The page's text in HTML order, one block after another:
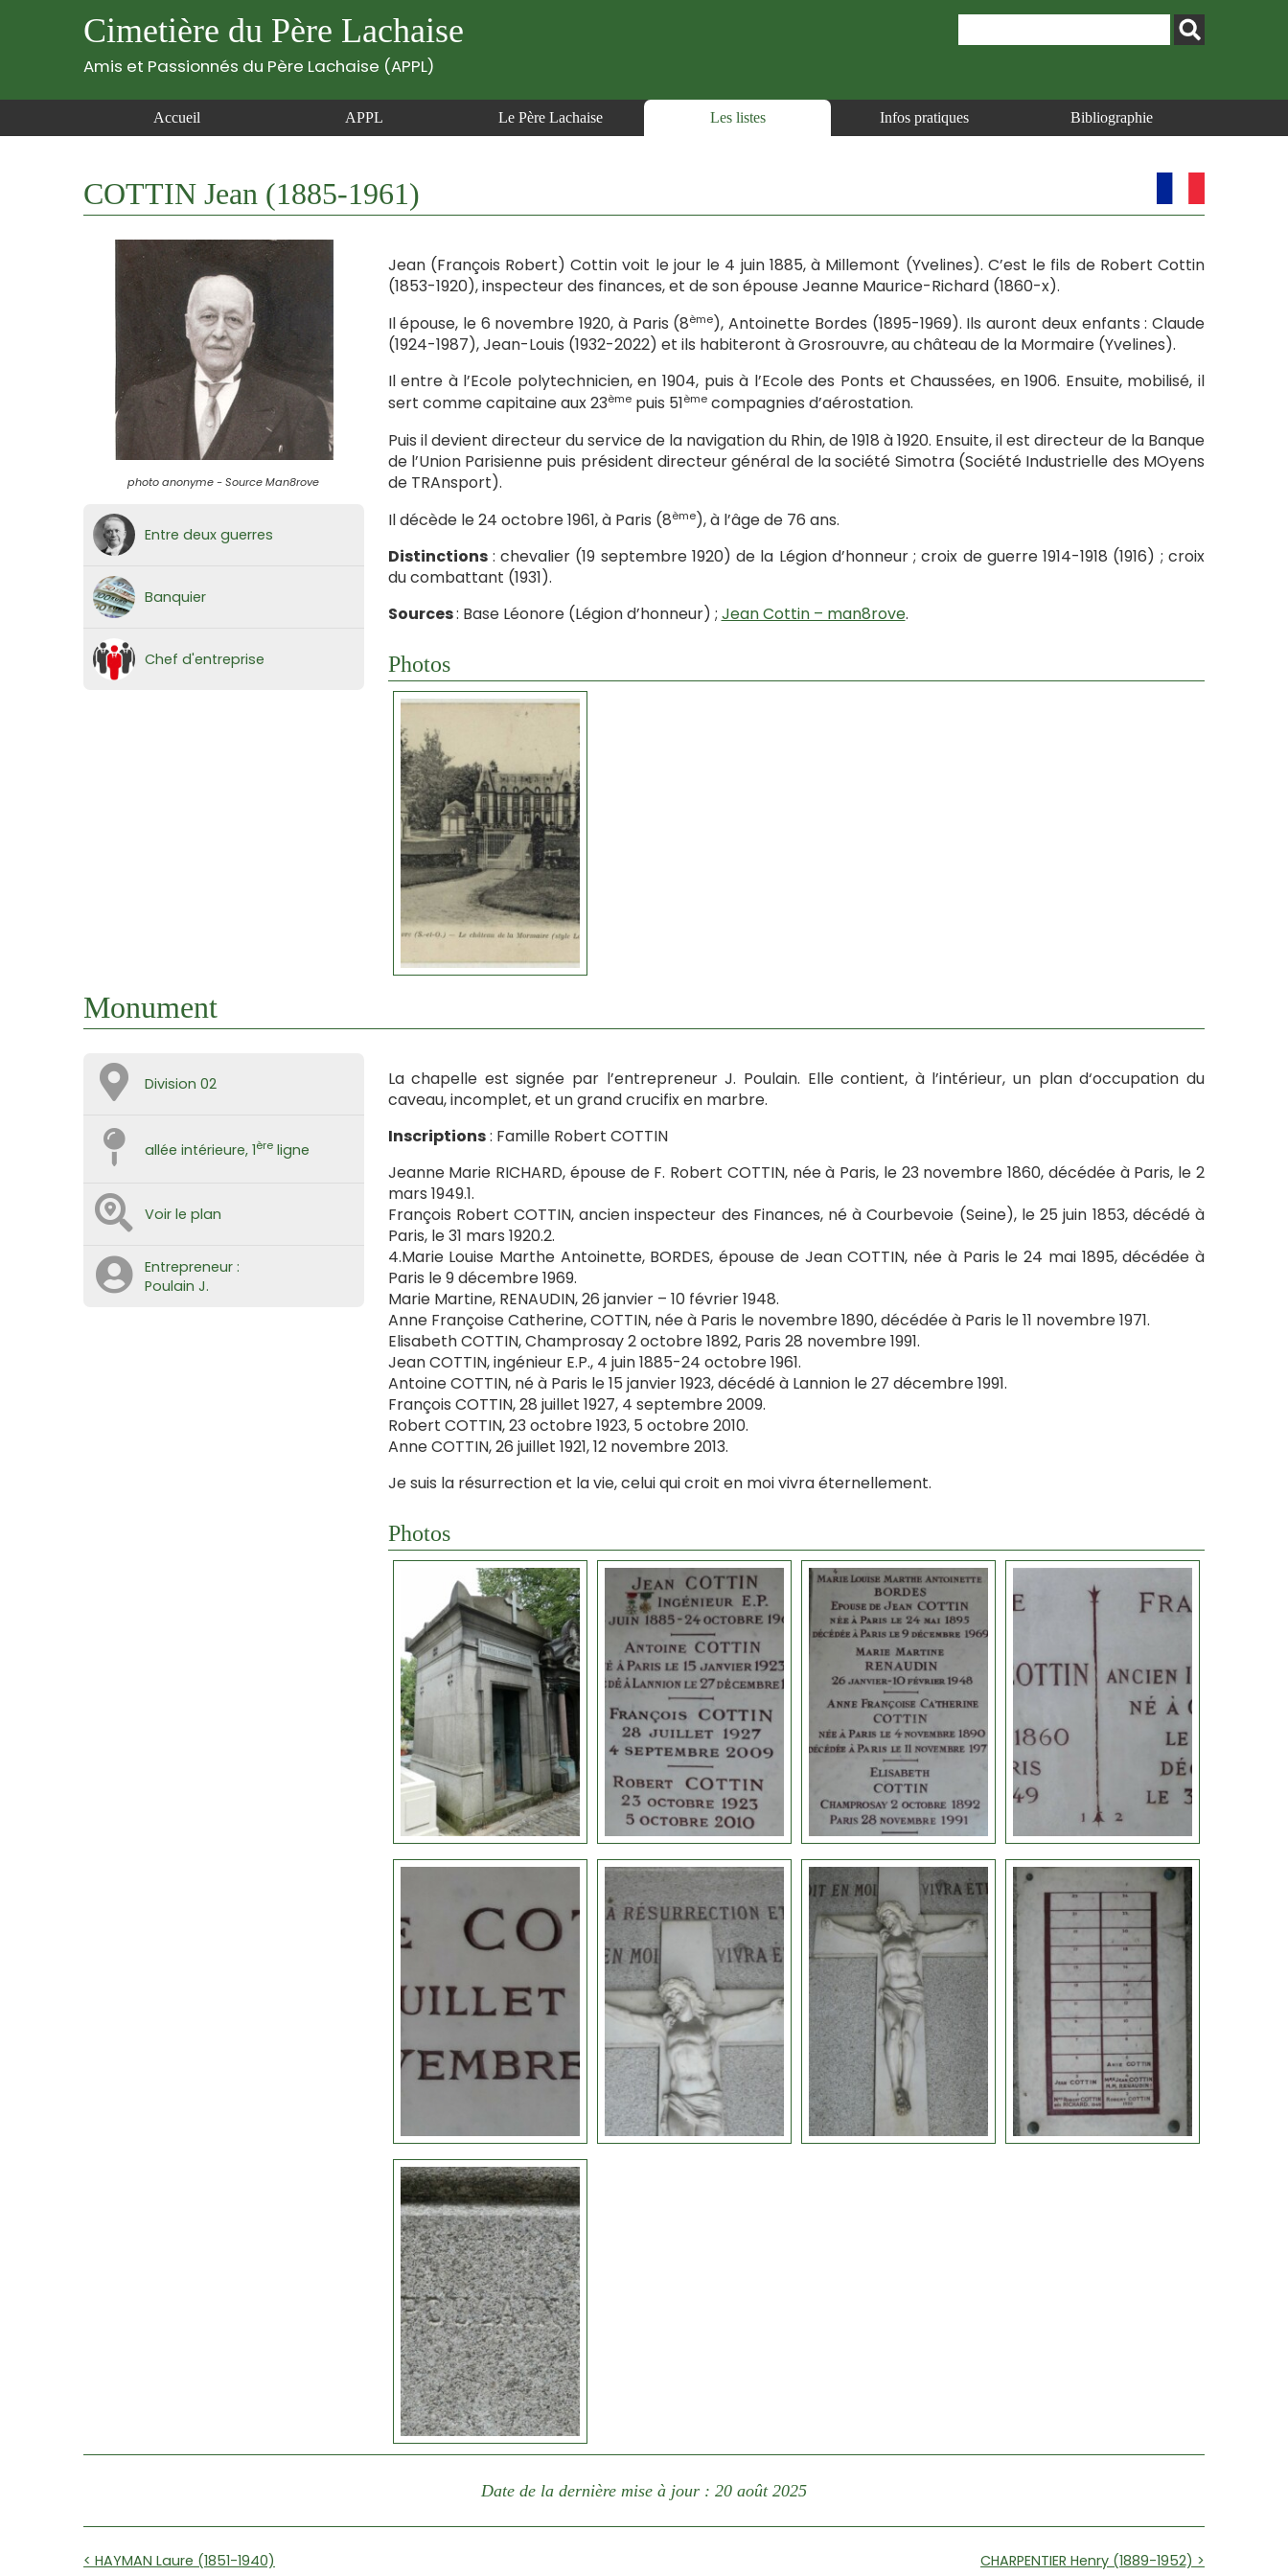
Cimetière du Père Lachaise
Amis et Passionnés du Père Lachaise (APPL)
Accueil APPL Le Père Lachaise Les listes Infos pratiques Bibliographie
COTTIN Jean (1885-1961)
photo anonyme - Source Man8rove
Entre deux guerres
Banquier
Chef d'entreprise
Jean (François Robert) Cottin voit le jour le 4 juin 1885, à Millemont (Yvelines). C’est le fils de Robert Cottin
(1853-1920), inspecteur des finances, et de son épouse Jeanne Maurice-Richard (1860-x).
Il épouse, le 6 novembre 1920, à Paris (8ème), Antoinette Bordes (1895-1969). Ils auront deux enfants : Claude
(1924-1987), Jean-Louis (1932-2022) et ils habiteront à Grosrouvre, au château de la Mormaire (Yvelines).
Il entre à l’Ecole polytechnicien, en 1904, puis à l’Ecole des Ponts et Chaussées, en 1906. Ensuite, mobilisé, il
sert comme capitaine aux 23èmepuis 51èmecompagnies d’aérostation.
Puis il devient directeur du service de la navigation du Rhin, de 1918 à 1920. Ensuite, il est directeur de la Banque
de l’Union Parisienne puis président directeur général de la société Simotra (Société Industrielle des MOyens
de TRAnsport).
Il décède le 24 octobre 1961, à Paris (8ème), à l’âge de 76 ans.
Distinctions: chevalier (19 septembre 1920) de la Légion d’honneur ; croix de guerre 1914-1918 (1916) ; croix
du combattant (1931).
Sources: Base Léonore (Légion d’honneur) ; Jean Cottin – man8rove.
Photos
Monument
Division 02
allée intérieure, 1ère ligne
Voir le plan
Entrepreneur :
Poulain J.
La chapelle est signée par l’entrepreneur J. Poulain. Elle contient, à l’intérieur, un plan d‘occupation du
caveau, incomplet, et un grand crucifix en marbre.
Inscriptions: Famille Robert COTTIN
Jeanne Marie RICHARD, épouse de F. Robert COTTIN, née à Paris, le 23 novembre 1860, décédée à Paris, le 2
mars 1949.1.
François Robert COTTIN, ancien inspecteur des Finances, né à Courbevoie (Seine), le 25 juin 1853, décédé à
Paris, le 31 mars 1920.2.
4.Marie Louise Marthe Antoinette, BORDES, épouse de Jean COTTIN, née à Paris le 24 mai 1895, décédée à
Paris le 9 décembre 1969.
Marie Martine, RENAUDIN, 26 janvier – 10 février 1948.
Anne Françoise Catherine, COTTIN, née à Paris le novembre 1890, décédée à Paris le 11 novembre 1971.
Elisabeth COTTIN, Champrosay 2 octobre 1892, Paris 28 novembre 1991.
Jean COTTIN, ingénieur E.P., 4 juin 1885-24 octobre 1961.
Antoine COTTIN, né à Paris le 15 janvier 1923, décédé à Lannion le 27 décembre 1991.
François COTTIN, 28 juillet 1927, 4 septembre 2009.
Robert COTTIN, 23 octobre 1923, 5 octobre 2010.
Anne COTTIN, 26 juillet 1921, 12 novembre 2013.
Je suis la résurrection et la vie, celui qui croit en moi vivra éternellement.
Photos
Date de la dernière mise à jour : 20 août 2025
< HAYMAN Laure (1851-1940) CHARPENTIER Henry (1889-1952) >